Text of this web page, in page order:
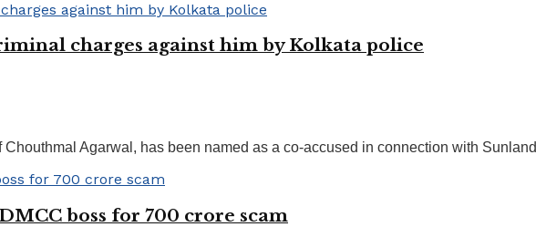
charges against him by Kolkata police
Agarwal, has been named as a co-accused in connection with
boss for 700 crore scam